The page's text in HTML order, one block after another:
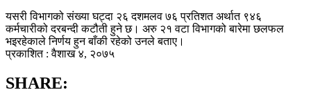
यसरी विभागको संख्या घट्दा २६ दशमलव ७६ प्रतिशत अर्थात ९४६
कर्मचारीको दरबन्दी कटौती हुने छ। अरु २१ वटा विभागको बारेमा छलफल
भइरहेकाले निर्णय हुन बाँकी रहेको उनले बताए।
प्रकाशित : वैशाख ४, २०७५
SHARE: